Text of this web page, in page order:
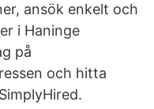
ansök enkelt och
i Haninge
på
och hitta